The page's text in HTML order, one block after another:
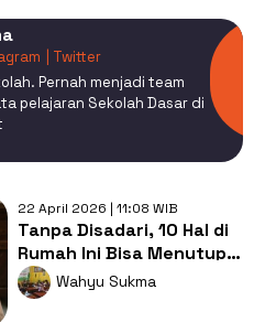
| Twitter
Pernah menjadi team
pelajaran Sekolah Dasar di
22 April 2026 | 11:08 WIB
Tanpa Disadari, 10 Hal di
Rumah Ini Bisa Menutup
Pintu Rezeki Menurut
Feng Shui
Wahyu Sukma